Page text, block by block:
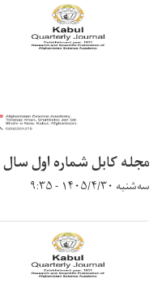
مجله کابل شماره اول سال ۱۴۰۵
سه‌شنبه ۱۴۰۵/۴/۳۰ - ۹:۳۵